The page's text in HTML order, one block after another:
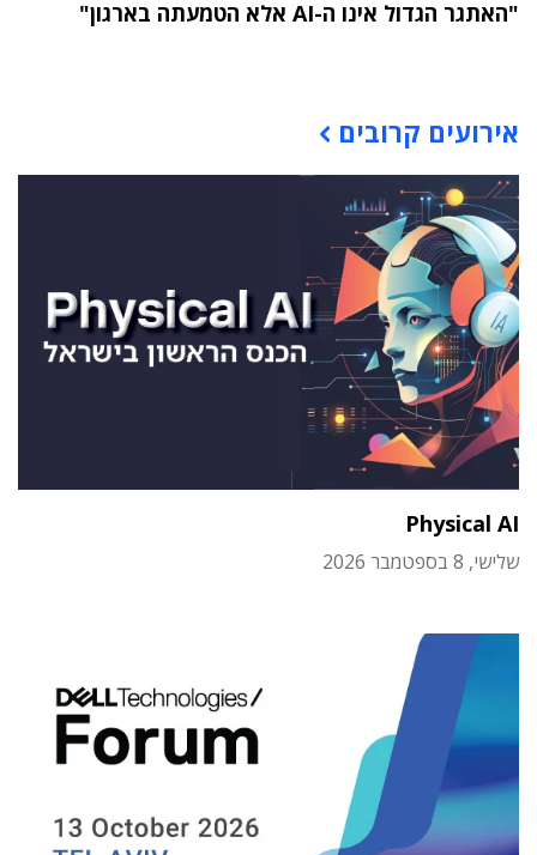
"האתגר הגדול אינו ה-AI אלא הטמעתה בארגון"
אירועים קרובים
Physical AI
שלישי, 8 בספטמבר 2026